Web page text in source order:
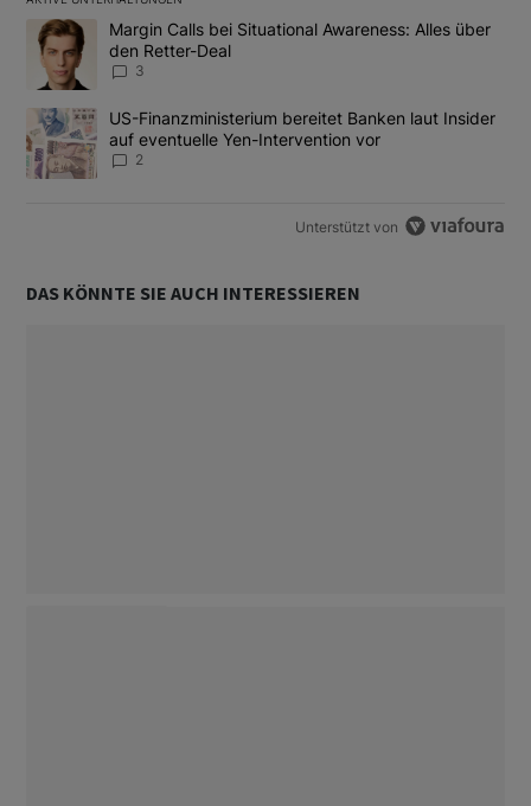
Das Folgende ist eine Liste der am meisten kommentierten
Ein Trendartikel mit dem Titel "Margin Calls bei Situational
Margin Calls bei Situational Awareness: Alles über
den Retter-Deal
3
Ein Trendartikel mit dem Titel "US-Finanzministerium bereitet
US-Finanzministerium bereitet Banken laut Insider
auf eventuelle Yen-Intervention vor
2
Unterstützt von
DAS KÖNNTE SIE AUCH INTERESSIEREN